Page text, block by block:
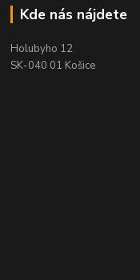
Kde nás nájdete
Holubyho 12
SK-040 01 Košice